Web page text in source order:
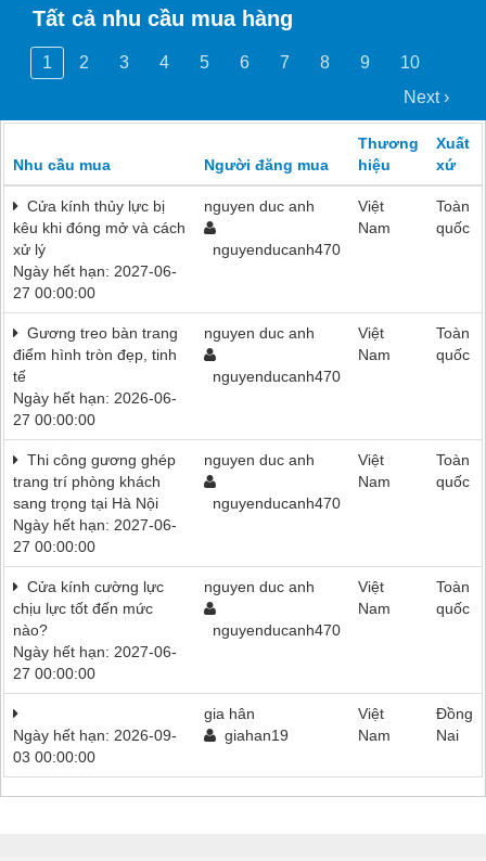
Tất cả nhu cầu mua hàng
1 2 3 4 5 6 7 8 9
10
Next ›
Nhu cầu mua Người đăng mua
Thương
hiệu
Xuất
xứ
Cửa kính thủy lực bị
kêu khi đóng mở và cách
xử lý
Ngày hết hạn: 2027-06-
27 00:00:00
nguyen duc anh
nguyenducanh470
Việt
Nam
Toàn
quốc
Gương treo bàn trang
điểm hình tròn đẹp, tinh
tế
Ngày hết hạn: 2026-06-
27 00:00:00
nguyen duc anh
nguyenducanh470
Việt
Nam
Toàn
quốc
Thi công gương ghép
trang trí phòng khách
sang trọng tại Hà Nội
Ngày hết hạn: 2027-06-
27 00:00:00
nguyen duc anh
nguyenducanh470
Việt
Nam
Toàn
quốc
Cửa kính cường lực
chịu lực tốt đến mức
nào?
Ngày hết hạn: 2027-06-
27 00:00:00
nguyen duc anh
nguyenducanh470
Việt
Nam
Toàn
quốc
Ngày hết hạn: 2026-09-
03 00:00:00
gia hân
giahan19
Việt
Nam
Đồng
Nai